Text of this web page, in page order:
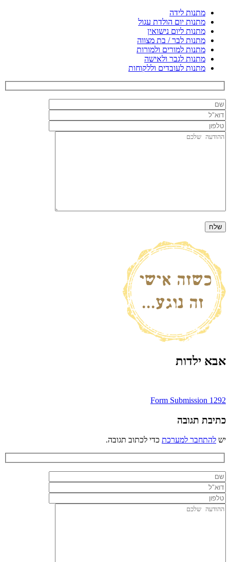
מתנות לידה
מתנות יום הולדת עגול
מתנות ליום נישואין
מתנות לבר / בת מצווה
מתנות למורים ולמורות
מתנות לגבר ולאישה
מתנות לעובדים וללקוחות
אבא ילדות
ניווט
Form Submission 1292
כתיבת תגובה
יש להתחבר למערכת כדי לכתוב תגובה.